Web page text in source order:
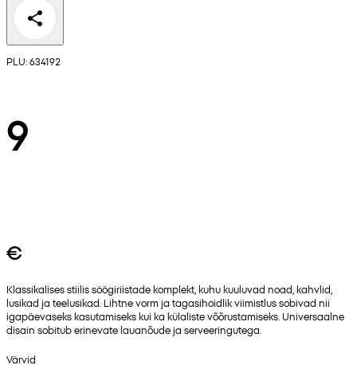
PLU: 634192
9
€
Klassikalises stiilis söögiriistade komplekt, kuhu kuuluvad noad, kahvlid,
lusikad ja teelusikad. Lihtne vorm ja tagasihoidlik viimistlus sobivad nii
igapäevaseks kasutamiseks kui ka külaliste võõrustamiseks. Universaalne
disain sobitub erinevate lauanõude ja serveeringutega.
Värvid